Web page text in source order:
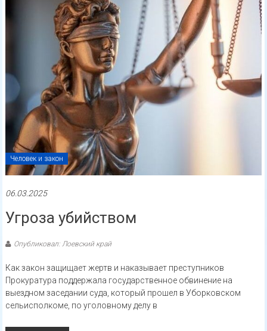
Человек и закон
06.03.2025
Угроза убийством
Опубликовал: Лоевский край
Как закон защищает жертв и наказывает преступников
Прокуратура поддержала государственное обвинение на
выездном заседании суда, который прошел в Уборковском
сельисполкоме, по уголовному делу в